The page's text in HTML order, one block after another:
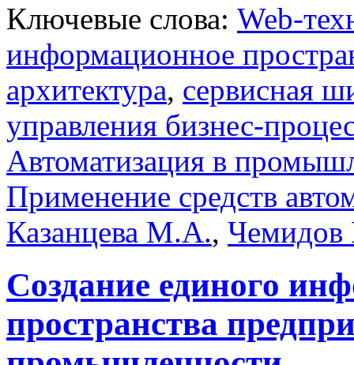
Ключевые слова: Web-
информационное
архитектура, сервисная
управления бизнес-
Автоматизация в
Применение средств
Казанцева М.А.,
Создание единого
пространства